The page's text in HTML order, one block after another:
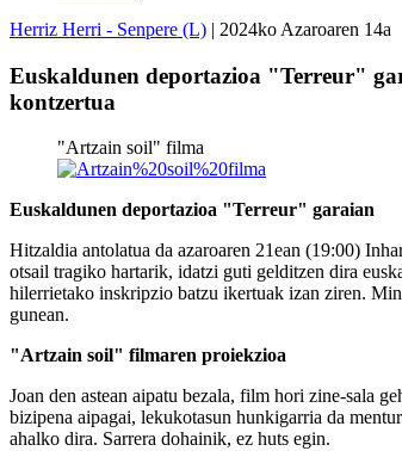
Herriz Herri - Senpere (L) | 2024ko Azaroaren 14a
Euskaldunen deportazioa "Terreur"
kontzertua
"Artzain soil" filma
Euskaldunen deportazioa "Terreur" garaian
Hitzaldia antolatua da azaroaren 21ean (19:00)
otsail tragiko hartarik, idatzi guti gelditzen dira
hilerrietako inskripzio batzu ikertuak izan ziren.
gunean.
"Artzain soil" filmaren proiekzioa
Joan den astean aipatu bezala, film hori zine-sala
bizipena aipagai, lekukotasun hunkigarria da
ahalko dira. Sarrera dohainik, ez huts egin.